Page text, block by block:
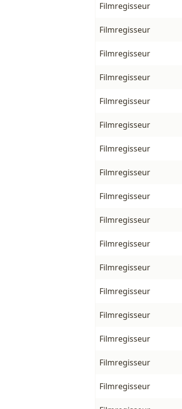
Filmregisseur
Filmregisseur
Filmregisseur
Filmregisseur
Filmregisseur
Filmregisseur
Filmregisseur
Filmregisseur
Filmregisseur
Filmregisseur
Filmregisseur
Filmregisseur
Filmregisseur
Filmregisseur
Filmregisseur
Filmregisseur
Filmregisseur